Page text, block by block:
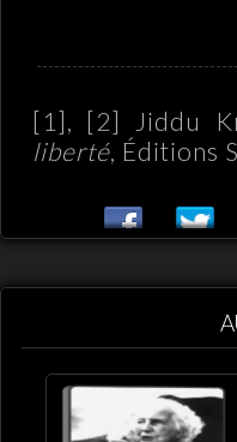
[1], [2] Jiddu
liberté, Éditions